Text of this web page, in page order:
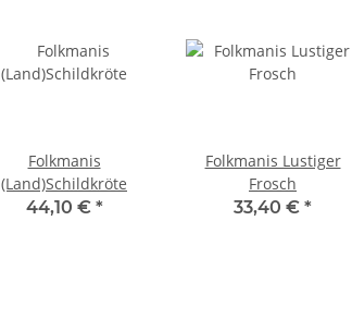
Folkmanis
(Land)Schildkröte
44,10 € *
Folkmanis Lustiger
Frosch
33,40 € *